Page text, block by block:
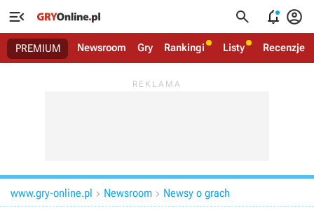
   
PREMIUM Newsroom Gry Rankingi Listy Recenzje
www.gry-online.pl  Newsroom  Newsy o grach